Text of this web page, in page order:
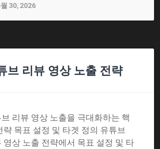
30, 2026
브 리뷰 영상 노출 전략
리뷰 영상 노출을 극대화하는 핵
략 목표 설정 및 타겟 정의 유튜브
영상 노출 전략에서 목표 설정 및 타